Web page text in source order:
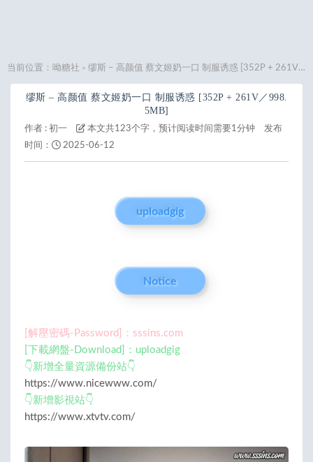
当前位置： 呦糖社 > 缪斯 – 高颜值 蔡文姬奶一口 制服诱惑 [352P + 261V／998.5MB]
缪斯 – 高颜值 蔡文姬奶一口 制服诱惑 [352P + 261V／998.
5MB]
作者 : 初一 本文共123个字，预计阅读时间需要1分钟
发布
时间：
2025-06-12
uploadgig
Notice
[解壓密碼-Password]：sssins.com
[下載網盤-Download]：uploadgig
👇新增全量資源備份站👇
https://www.nicewww.com/
👇新增影視站👇
https://www.xtvtv.com/